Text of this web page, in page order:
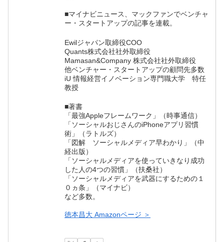
■マイナビニュース、マックファンでベンチャ
ー・スタートアップの記事を連載。
Ewilジャパン取締役COO
Quants株式会社社外取締役
Mamasan&Company 株式会社社外取締役
他ベンチャー・スタートアップの顧問先多数
iU 情報経営イノベーション専門職大学 特任
教授
■著書
「最強Appleフレームワーク」（時事通信）
「ソーシャルおじさんのiPhoneアプリ習慣
術」（ラトルズ）
「図解 ソーシャルメディア早わかり」（中
経出版）
「ソーシャルメディアを使っていきなり成功
した人の4つの習慣」（扶桑社）
「ソーシャルメディアを武器にするための１
０ヵ条」（マイナビ）
など多数。
徳本昌大 Amazonページ ＞